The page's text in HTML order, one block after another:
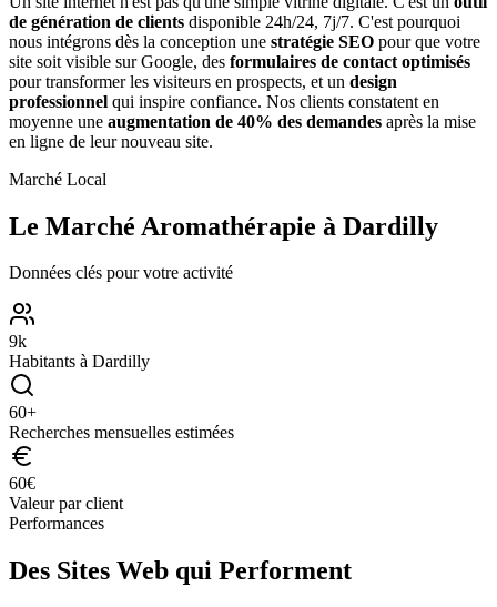
de génération de clients disponible 24h/24, 7j/7. C'est pourquoi
nous intégrons dès la conception une stratégie SEO pour que votre
site soit visible sur Google, des formulaires de contact optimisés
pour transformer les visiteurs en prospects, et un design
professionnel qui inspire confiance. Nos clients constatent en
moyenne une augmentation de 40% des demandes après la mise
en ligne de leur nouveau site.
Marché Local
Le Marché Aromathérapie à Dardilly
Données clés pour votre activité
9k
Habitants à Dardilly
60+
Recherches mensuelles estimées
60€
Valeur par client
Performances
Des Sites Web qui Performent